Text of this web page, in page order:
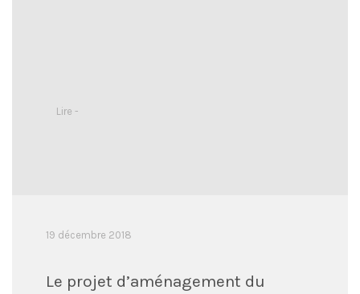
Lire -
19 décembre 2018
Le projet d’aménagement du